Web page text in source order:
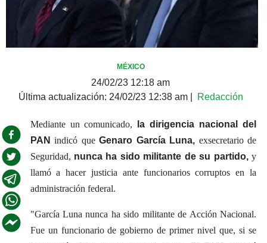
MÉXICO
24/02/23 12:18 am
Última actualización: 24/02/23 12:38 am| Redacción
Mediante un comunicado,
la dirigencia nacional del
PAN indicó queGenaro García Luna, exsecretario de
Seguridad, nunca ha sido militante de su partido,y
llamó a hacer justicia ante funcionarios corruptos en la
administración federal.
"García Luna nunca ha sido militante de Acción Nacional.
Fue un funcionario de gobierno de primer nivel que, si se